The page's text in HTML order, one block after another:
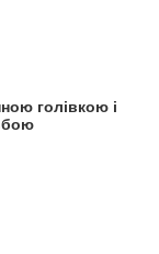
голівкою і